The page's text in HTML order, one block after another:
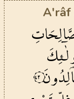
A'râf
٤٢